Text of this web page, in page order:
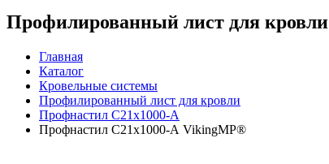
Профилированный лист для кровли
Главная
Каталог
Кровельные системы
Профилированный лист для кровли
Профнастил С21х1000-А
Профнастил С21х1000-А VikingMP®